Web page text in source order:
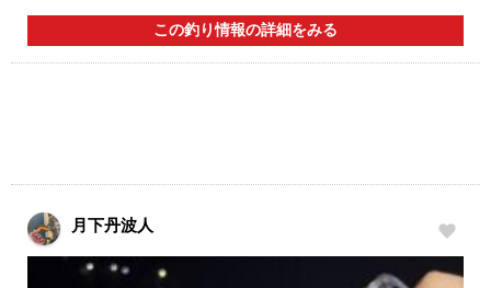
この釣り情報の詳細をみる
月下丹波人